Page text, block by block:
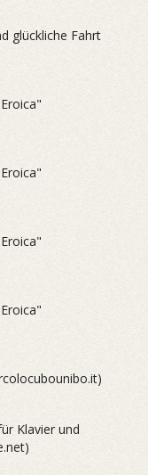
glückliche Fahrt
Klavier und